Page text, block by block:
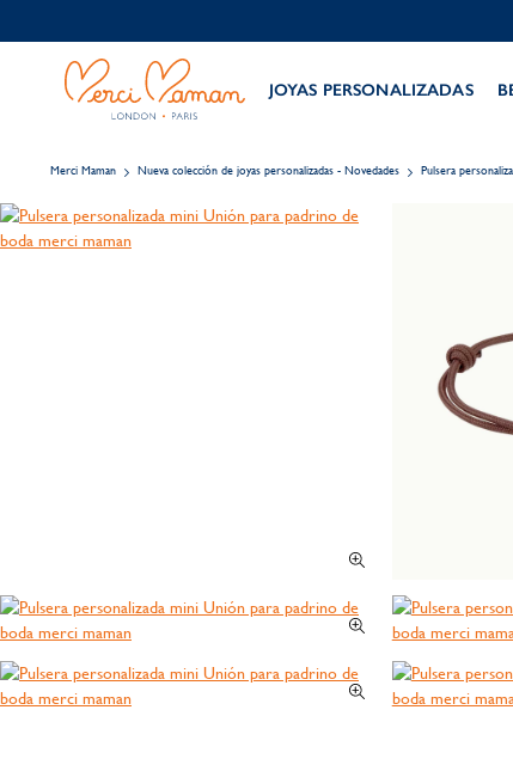
JOYAS PERSONALIZADAS
Merci Maman Nueva colección de joyas personalizadas - Novedades Pulsera